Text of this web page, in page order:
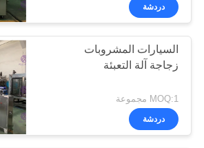
دردشة
السيارات المشروبات
زجاجة آلة التعبئة
MOQ:1 مجموعة
دردشة